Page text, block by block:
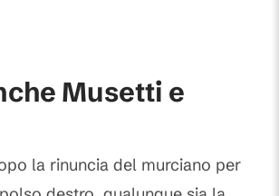
Musetti e
la rinuncia del murciano per